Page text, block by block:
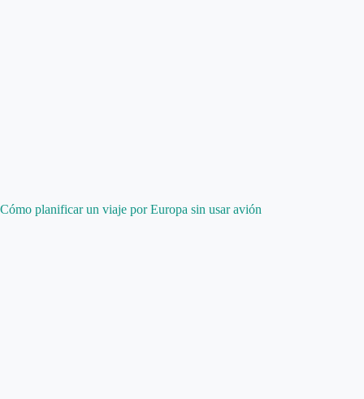
Cómo planificar un viaje por Europa sin usar avión